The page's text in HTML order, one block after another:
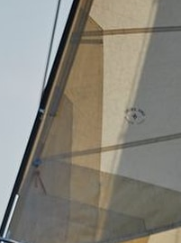
,Records Trophée Jules Verne